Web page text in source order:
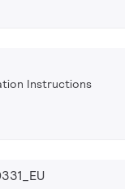
Instructions